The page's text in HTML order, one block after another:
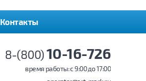
Контакты
8-(800)10-16-726
время работы: c 9:00 до 17:00